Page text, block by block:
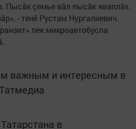
Пысăк çемье вăл пысăк яваплăх.
- тенӗ Рустам Нургалиевич.
пек микроавтобуспа
важным и интересным в
в